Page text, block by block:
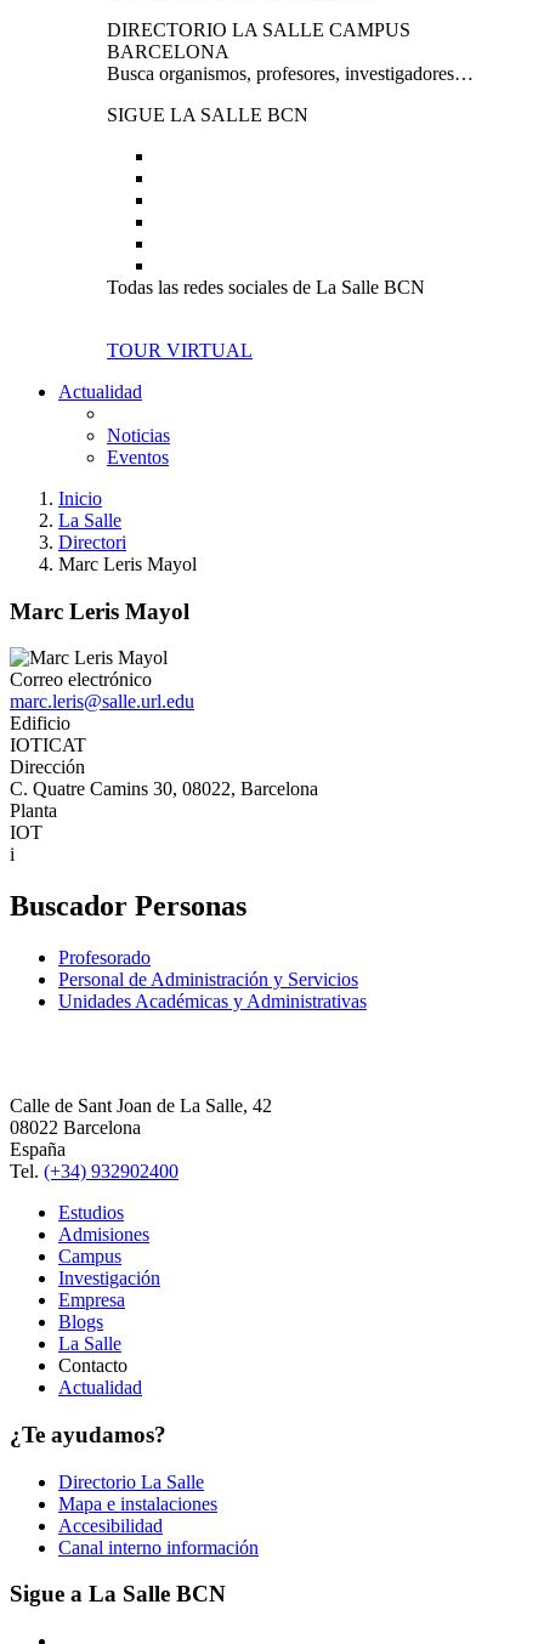
DIRECTORIO LA SALLE CAMPUS
BARCELONA
Busca organismos, profesores, investigadores…
SIGUE LA SALLE BCN
Todas las redes sociales de La Salle BCN
TOUR VIRTUAL
Actualidad
Noticias
Eventos
Inicio
La Salle
Directori
Marc Leris Mayol
Marc Leris Mayol
Correo electrónico
marc.leris@salle.url.edu
Edificio
IOTICAT
Dirección
C. Quatre Camins 30, 08022, Barcelona
Planta
IOT
i
Buscador Personas
Profesorado
Personal de Administración y Servicios
Unidades Académicas y Administrativas
Calle de Sant Joan de La Salle, 42
08022 Barcelona
España
Tel. (+34) 932902400
Estudios
Admisiones
Campus
Investigación
Empresa
Blogs
La Salle
Contacto
Actualidad
¿Te ayudamos?
Directorio La Salle
Mapa e instalaciones
Accesibilidad
Canal interno información
Sigue a La Salle BCN